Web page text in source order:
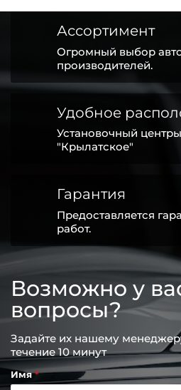
Ассортимент
Огромный выбор
производителей.
Удобное
Установочный
"Крылатское"
Гарантия
Предоставляется
работ.
Возможно у
вопросы?
Задайте их нашему
течение 10 минут
Имя